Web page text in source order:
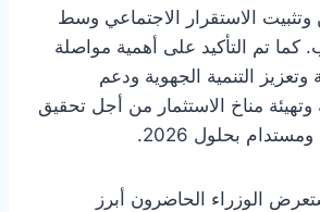
وتثبيت الاستقرار الاجتماعي وسط
كما تم التأكيد على أهمية مواصلة
وتعزيز التنمية الجهوية ودعم
وتهيئة مناخ الاستثمار من أجل تحقيق
بحلول 2026.
الوزراء الحاضرون أبرز